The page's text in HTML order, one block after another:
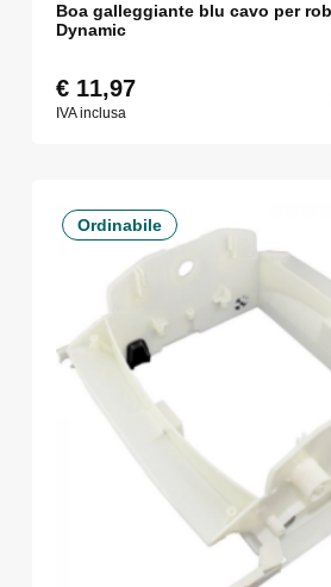
Boa galleggiante blu cavo per
Dynamic
€11,97
IVA inclusa
Ordinabile